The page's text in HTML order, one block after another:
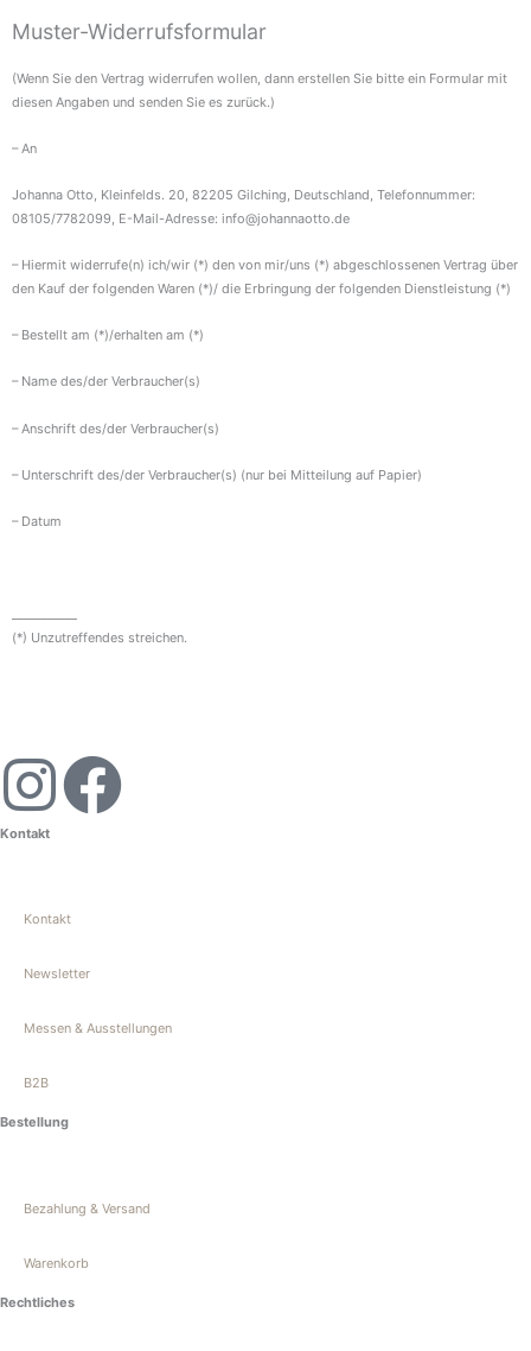
Muster-Widerrufsformular
(Wenn Sie den Vertrag widerrufen wollen, dann erstellen Sie bitte ein Formular mit
diesen Angaben und senden Sie es zurück.)
– An
Johanna Otto, Kleinfelds. 20, 82205 Gilching, Deutschland, Telefonnummer:
08105/7782099, E-Mail-Adresse: info@johannaotto.de
– Hiermit widerrufe(n) ich/wir (*) den von mir/uns (*) abgeschlossenen Vertrag über
den Kauf der folgenden Waren (*)/ die Erbringung der folgenden Dienstleistung (*)
– Bestellt am (*)/erhalten am (*)
– Name des/der Verbraucher(s)
– Anschrift des/der Verbraucher(s)
– Unterschrift des/der Verbraucher(s) (nur bei Mitteilung auf Papier)
– Datum
(*) Unzutreffendes streichen.
I
n
s
t
a
g
r
a
m
F
b
k
Kontakt
Kontakt
Newsletter
Messen & Ausstellungen
B2B
Bestellung
Bezahlung & Versand
Warenkorb
Rechtliches